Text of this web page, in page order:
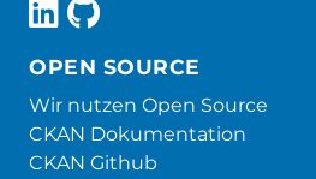
OPEN SOURCE
Wir nutzen Open Source
CKAN Dokumentation
CKAN Github